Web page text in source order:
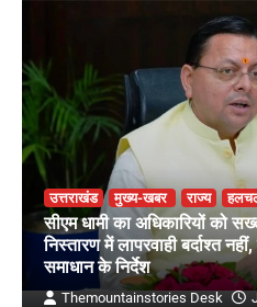
उत्तराखंड मुख्य-खबर राज्य
सीएम धामी का अधिकारियों को
निस्तारण में लापरवाही बर्दाश्त
समाधान के निर्देश
Themountainstories Desk